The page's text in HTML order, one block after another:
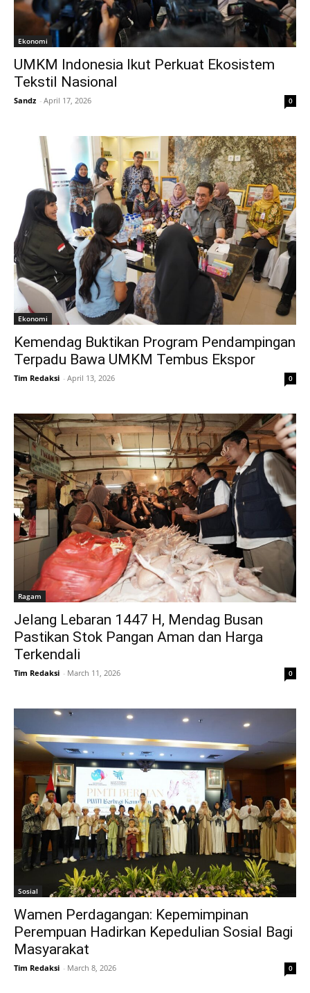
Ekonomi
UMKM Indonesia Ikut Perkuat Ekosistem
Tekstil Nasional
Sandz - April 17, 2026 0
Ekonomi
Kemendag Buktikan Program Pendampingan
Terpadu Bawa UMKM Tembus Ekspor
Tim Redaksi - April 13, 2026 0
Ragam
Jelang Lebaran 1447 H, Mendag Busan
Pastikan Stok Pangan Aman dan Harga
Terkendali
Tim Redaksi - March 11, 2026 0
Sosial
Wamen Perdagangan: Kepemimpinan
Perempuan Hadirkan Kepedulian Sosial Bagi
Masyarakat
Tim Redaksi - March 8, 2026 0